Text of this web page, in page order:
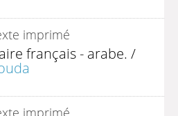
français - arabe. /